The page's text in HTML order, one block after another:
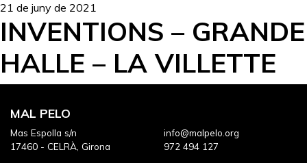
21 de juny de 2021
INVENTIONS – GRANDE
HALLE – LA VILLETTE
MAL PELO
Mas Espolla s/n
17460 - CELRÀ, Girona
info@malpelo.org
972 494 127